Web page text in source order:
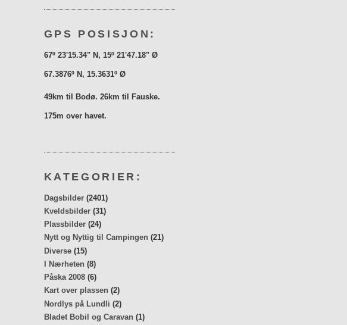
GPS POSISJON:
67º 23'15.34" N, 15º 21'47.18" Ø
67.3876º N, 15.3631º Ø
49km til Bodø. 26km til Fauske.
175m over havet.
KATEGORIER:
Dagsbilder (2401)
Kveldsbilder (31)
Plassbilder (24)
Nytt og Nyttig til Campingen (21)
Diverse (15)
I Nærheten (8)
Påska 2008 (6)
Kart over plassen (2)
Nordlys på Lundli (2)
Bladet Bobil og Caravan (1)